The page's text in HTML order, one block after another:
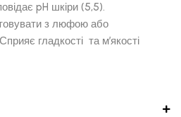
pH шкіри (5,5).
з люфою або
гладкості та м’якості